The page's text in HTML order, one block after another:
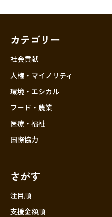
カテゴリー
社会貢献
人権・マイノリティ
環境・エシカル
フード・農業
医療・福祉
国際協力
さがす
注目順
支援金額順